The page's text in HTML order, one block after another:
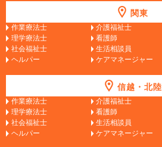
関東
作業療法士 介護福祉士
理学療法士
看護師
社会福祉士
生活相談員
ヘルパー
ケアマネージャー
信越・北陸
作業療法士 介護福祉士
理学療法士
看護師
社会福祉士
生活相談員
ヘルパー
ケアマネージャー